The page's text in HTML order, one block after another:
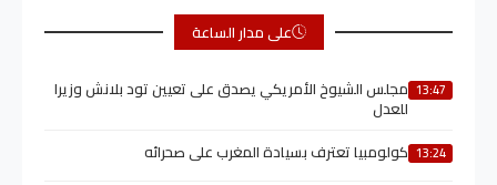
على مدار الساعة
13:47 مجلس الشيوخ الأمريكي يصدق على تعيين تود بلانش وزيرا
للعدل
13:24 كولومبيا تعترف بسيادة المغرب على صحرائه